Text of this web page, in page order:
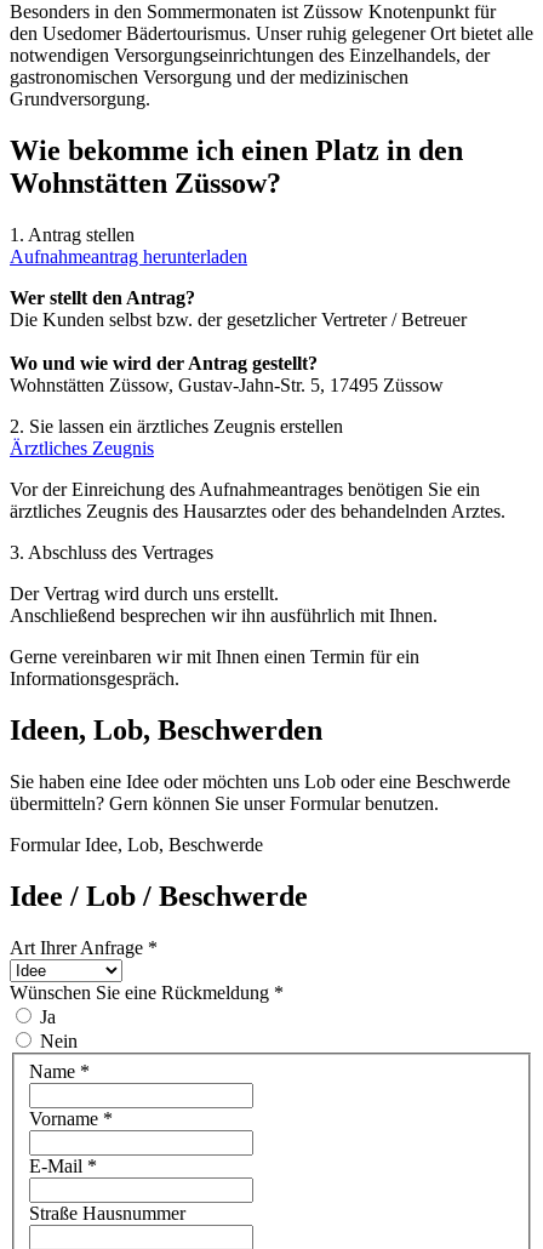
Besonders in den Sommermonaten ist Züssow Knotenpunkt für
den Usedomer Bädertourismus. Unser ruhig gelegener Ort bietet alle
notwendigen Versorgungseinrichtungen des Einzelhandels, der
gastronomischen Versorgung und der medizinischen
Grundversorgung.
Wie bekomme ich einen Platz in den
Wohnstätten Züssow?
1. Antrag stellen
Aufnahmeantrag herunterladen
Wer stellt den Antrag?
Die Kunden selbst bzw. der gesetzlicher Vertreter / Betreuer
Wo und wie wird der Antrag gestellt?
Wohnstätten Züssow, Gustav-Jahn-Str. 5, 17495 Züssow
2. Sie lassen ein ärztliches Zeugnis erstellen
Ärztliches Zeugnis
Vor der Einreichung des Aufnahmeantrages benötigen Sie ein
ärztliches Zeugnis des Hausarztes oder des behandelnden Arztes.
3. Abschluss des Vertrages
Der Vertrag wird durch uns erstellt.
Anschließend besprechen wir ihn ausführlich mit Ihnen.
Gerne vereinbaren wir mit Ihnen einen Termin für ein
Informationsgespräch.
Ideen, Lob, Beschwerden
Sie haben eine Idee oder möchten uns Lob oder eine Beschwerde
übermitteln? Gern können Sie unser Formular benutzen.
Formular Idee, Lob, Beschwerde
Idee / Lob / Beschwerde
Art Ihrer Anfrage *
Wünschen Sie eine Rückmeldung *
Ja
Nein
Name *
Vorname *
E-Mail *
Straße Hausnummer